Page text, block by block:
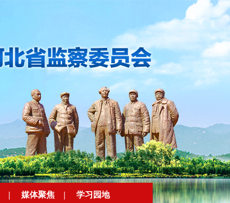
| 媒体聚焦 | 学习园地